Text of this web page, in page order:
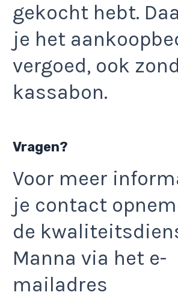
gekocht hebt.
je het
vergoed, ook
kassabon.
Vragen?
Voor meer
je contact
de
Manna via het e-
mailadres